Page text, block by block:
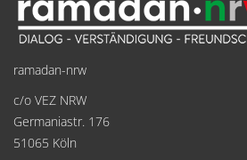
ramadan-nrw
c/o VEZ NRW
Germaniastr. 176
51065 Köln